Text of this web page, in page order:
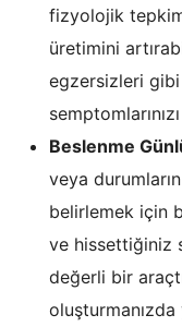
fizyolojik
üretimini
egzersizleri
Beslenme
veya
belirlemek için
ve hissettiğiniz
değerli bir